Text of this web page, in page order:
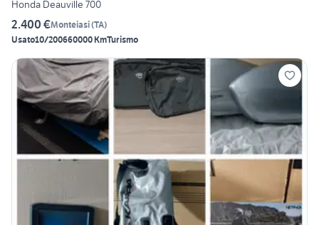
Honda Deauville 700
2.400 €Monteiasi(TA)
Usato10/200660000 KmTurismo